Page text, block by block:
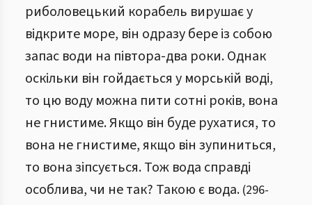
риболовецький корабель вирушає у
відкрите море, він одразу бере із собою
запас води на півтора-два роки. Однак
оскільки він гойдається у морській воді,
то цю воду можна пити сотні років, вона
не гнистиме. Якщо він буде рухатися, то
вона не гнистиме, якщо він зупиниться,
то вона зіпсується. Тож вода справді
особлива, чи не так? Такою є вода. (296-